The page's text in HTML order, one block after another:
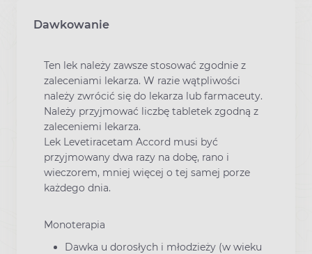
Dawkowanie
Ten lek należy zawsze stosować zgodnie z
zaleceniami lekarza. W razie wątpliwości
należy zwrócić się do lekarza lub farmaceuty.
Należy przyjmować liczbę tabletek zgodną z
zaleceniemi lekarza.
Lek Levetiracetam Accord musi być
przyjmowany dwa razy na dobę, rano i
wieczorem, mniej więcej o tej samej porze
każdego dnia.
Monoterapia
Dawka u dorosłych i młodzieży (w wieku